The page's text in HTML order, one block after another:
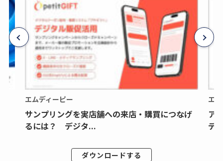
エムディーピー
サンプリングを実店舗への来店・購買につなげ
るには？ デジタ...
ダウンロードする
エ
ア
デ